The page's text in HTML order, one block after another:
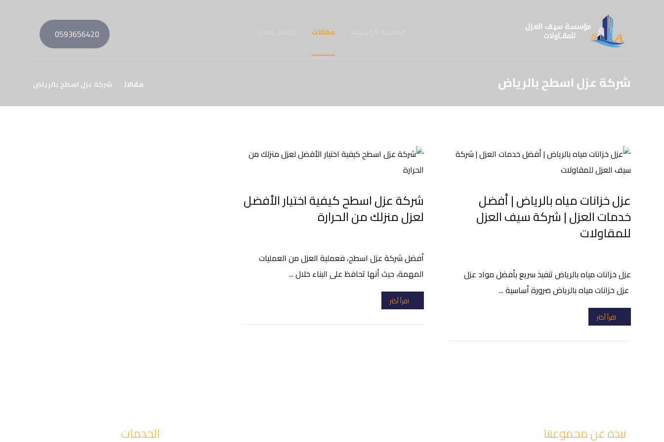
مقالات 0593656420
شركة عزل اسطح بالرياض مقالات شركة عزل اسطح بالرياض
عزل خزانات مياه بالرياض | أفضل
خدمات العزل | شركة سيف العزل
للمقاولات
عزل خزانات مياه بالرياض تنفيذ سريع بأفضل مواد عزل
عزل خزانات مياه بالرياض ضرورة أساسية ...
اقرأ أكثر
شركة عزل اسطح كيفية اختيار الأفضل
لعزل منزلك من الحرارة
أفضل شركة عزل اسطح، فعملية العزل من العمليات
المهمة، حيث أنها تحافظ على البناء خلال ...
اقرأ أكثر
نبذة عن مجموعتنا الخدمات